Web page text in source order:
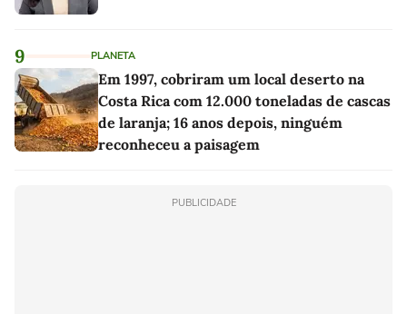
9 PLANETA
Em 1997, cobriram um local deserto na
Costa Rica com 12.000 toneladas de cascas
de laranja; 16 anos depois, ninguém
reconheceu a paisagem
PUBLICIDADE